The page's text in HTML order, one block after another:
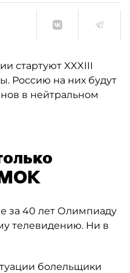
стартуют XXXIII
Россию на них будут
в нейтральном
МОК
за 40 лет Олимпиаду
телевидению. Ни в
болельщики